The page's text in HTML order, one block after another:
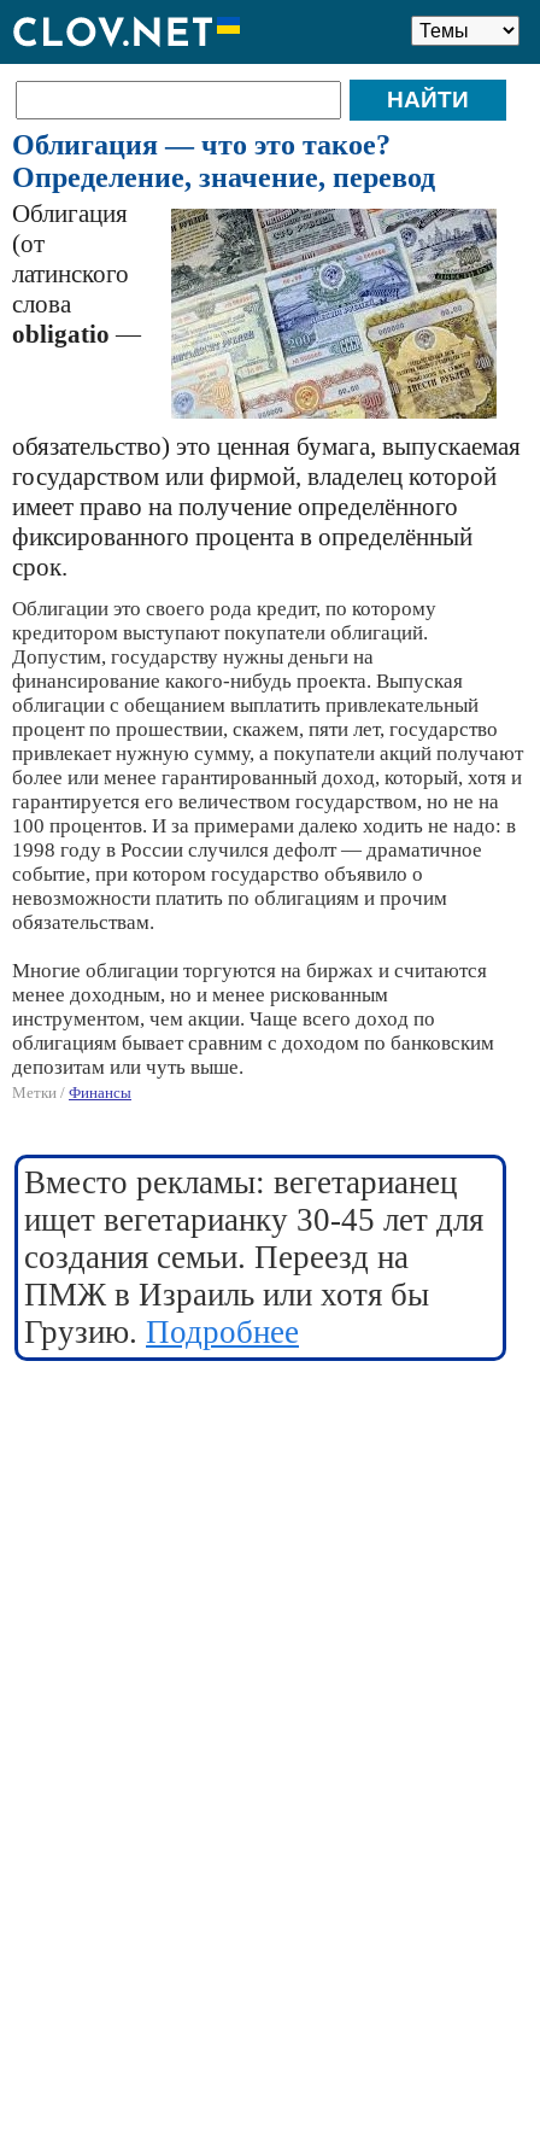
Облигация — что это такое?
Определение, значение, перевод
Облигация
(от
латинского
слова
obligatio —
обязательство) это ценная бумага, выпускаемая
государством или фирмой, владелец которой
имеет право на получение определённого
фиксированного процента в определённый
срок.
Облигации это своего рода кредит, по которому
кредитором выступают покупатели облигаций.
Допустим, государству нужны деньги на
финансирование какого-нибудь проекта. Выпуская
облигации с обещанием выплатить привлекательный
процент по прошествии, скажем, пяти лет, государство
привлекает нужную сумму, а покупатели акций получают
более или менее гарантированный доход, который, хотя и
гарантируется его величеством государством, но не на
100 процентов. И за примерами далеко ходить не надо: в
1998 году в России случился дефолт — драматичное
событие, при котором государство объявило о
невозможности платить по облигациям и прочим
обязательствам.
Многие облигации торгуются на биржах и считаются
менее доходным, но и менее рискованным
инструментом, чем акции. Чаще всего доход по
облигациям бывает сравним с доходом по банковским
депозитам или чуть выше.
Метки / Финансы
Вместо рекламы: вегетарианец
ищет вегетарианку 30-45 лет для
создания семьи. Переезд на
ПМЖ в Израиль или хотя бы
Грузию. Подробнее